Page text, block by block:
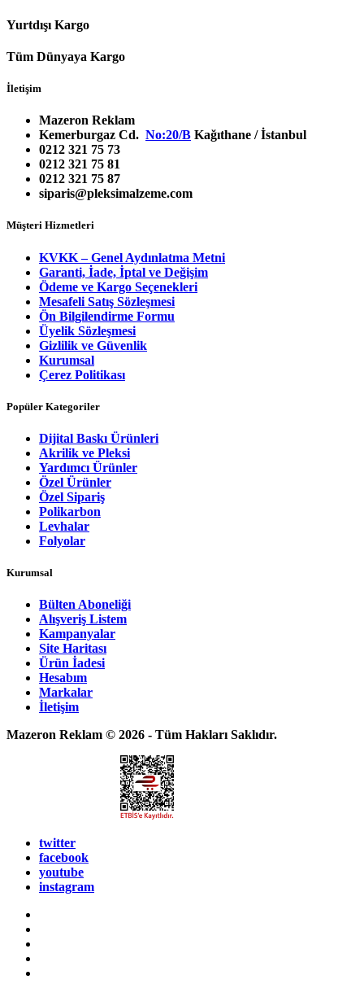
Yurtdışı Kargo
Tüm Dünyaya Kargo
İletişim
Mazeron Reklam
Kemerburgaz Cd. No:20/B Kağıthane / İstanbul
0212 321 75 73
0212 321 75 81
0212 321 75 87
siparis@pleksimalzeme.com
Müşteri Hizmetleri
KVKK – Genel Aydınlatma Metni
Garanti, İade, İptal ve Değişim
Ödeme ve Kargo Seçenekleri
Mesafeli Satış Sözleşmesi
Ön Bilgilendirme Formu
Üyelik Sözleşmesi
Gizlilik ve Güvenlik
Kurumsal
Çerez Politikası
Popüler Kategoriler
Dijital Baskı Ürünleri
Akrilik ve Pleksi
Yardımcı Ürünler
Özel Ürünler
Özel Sipariş
Polikarbon
Levhalar
Folyolar
Kurumsal
Bülten Aboneliği
Alışveriş Listem
Kampanyalar
Site Haritası
Ürün İadesi
Hesabım
Markalar
İletişim
Mazeron Reklam © 2026 - Tüm Hakları Saklıdır.
twitter
facebook
youtube
instagram